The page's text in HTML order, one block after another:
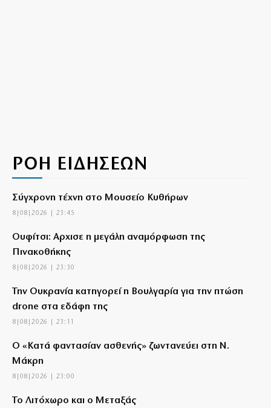
ΡΟΗ ΕΙΔΗΣΕΩΝ
Σύγχρονη τέχνη στο Μουσείο Κυθήρων
8|08|2026 | 23:45
Ουφίτσι: Αρχισε η μεγάλη αναμόρφωση της
Πινακοθήκης
8|08|2026 | 23:30
Την Ουκρανία κατηγορεί η Βουλγαρία για την πτώση
drone στα εδάφη της
8|08|2026 | 23:11
Ο «Κατά φαντασίαν ασθενής» ζωντανεύει στη Ν.
Μάκρη
8|08|2026 | 23:00
Το Λιτόχωρο και ο Μεταξάς